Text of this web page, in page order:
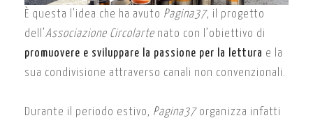
È questa l’idea che ha avuto Pagina37, il progetto
dell’Associazione Circolarte nato con l’obiettivo di
promuovere e sviluppare la passione per la lettura e la
sua condivisione attraverso canali non convenzionali.
Durante il periodo estivo, Pagina37organizza infatti